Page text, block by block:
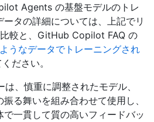
Agents の基盤モデルのトレ
タの詳細については、上記でリ
較と、GitHub Copilot FAQ の
うなデータでトレーニングされ
ださい。
、慎重に調整されたモデル、
る舞いを組み合わせて使用し、
一貫して質の高いフィードバッ